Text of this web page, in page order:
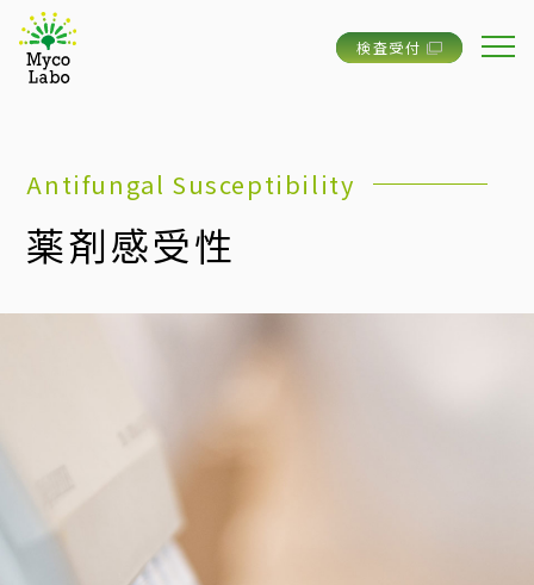
検査受付
Antifungal Susceptibility
薬剤感受性